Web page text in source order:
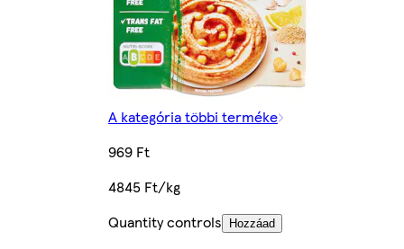
A kategória többi terméke
969 Ft
4845 Ft/kg
Quantity controls
Hozzáad